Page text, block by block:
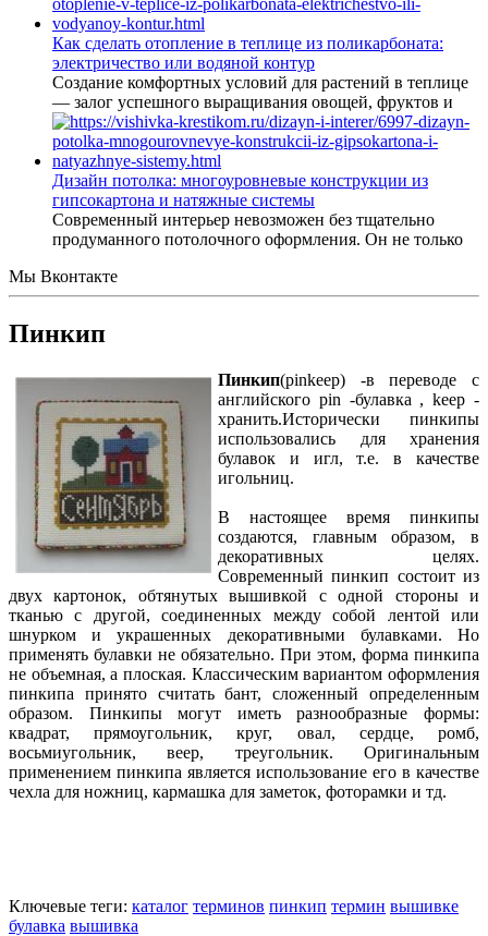
Как сделать отопление в теплице из поликарбоната:
электричество или водяной контур
Создание комфортных условий для растений в теплице
— залог успешного выращивания овощей, фруктов и
Дизайн потолка: многоуровневые конструкции из
гипсокартона и натяжные системы
Современный интерьер невозможен без тщательно
продуманного потолочного оформления. Он не только
Мы Вконтакте
Пинкип
Пинкип(pinkeep) -в переводе с
английского pin -булавка , keep -
хранить.Исторически пинкипы
использовались для хранения
булавок и игл, т.е. в качестве
игольниц.
В настоящее время пинкипы
создаются, главным образом, в
декоративных целях.
Современный пинкип состоит из
двух картонок, обтянутых вышивкой с одной стороны и
тканью с другой, соединенных между собой лентой или
шнурком и украшенных декоративными булавками. Но
применять булавки не обязательно. При этом, форма пинкипа
не объемная, а плоская. Классическим вариантом оформления
пинкипа принято считать бант, сложенный определенным
образом. Пинкипы могут иметь разнообразные формы:
квадрат, прямоугольник, круг, овал, сердце, ромб,
восьмиугольник, веер, треугольник. Оригинальным
применением пинкипа является использование его в качестве
чехла для ножниц, кармашка для заметок, фоторамки и тд.
Ключевые теги: каталог терминов пинкип термин вышивке
булавка вышивка